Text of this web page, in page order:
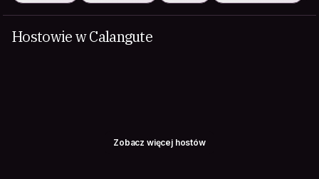
Hostowie w Calangute
Zobacz więcej hostów